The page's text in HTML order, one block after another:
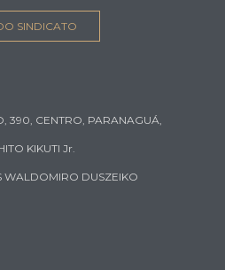
SINDICATO
390, CENTRO, PARANAGUÁ,
KIKUTI Jr.
WALDOMIRO DUSZEIKO